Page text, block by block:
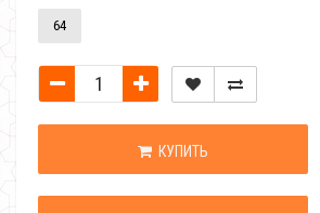
64
КУПИТЬ